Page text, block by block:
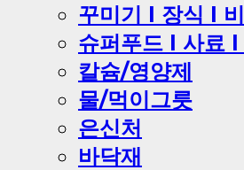
꾸미기 l 장식 l
슈퍼푸드 l 사료 l
칼슘/영양제
물/먹이그릇
은신처
바닥재